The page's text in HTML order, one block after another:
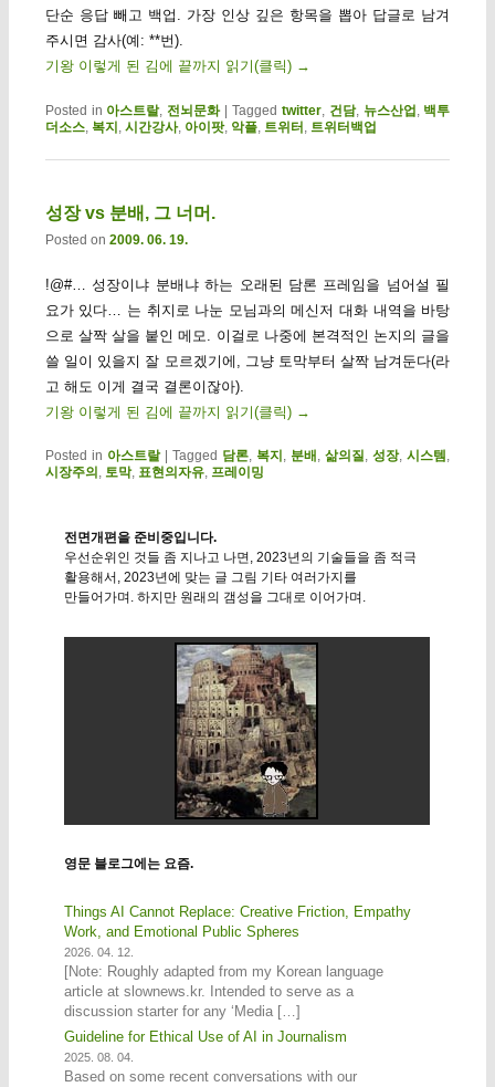
단순 응답 빼고 백업. 가장 인상 깊은 항목을 뽑아 답글로 남겨
주시면 감사(예: **번).
기왕 이렇게 된 김에 끝까지 읽기(클릭) →
Posted in 아스트랄, 전뇌문화 | Tagged twitter, 건담, 뉴스산업 백투
더소스, 복지 시간강사, 아이팟, 악플, 트위터 트위터백업
성장 vs 분배, 그 너머.
Posted on 2009. 06. 19.
!@#… 성장이냐 분배냐 하는 오래된 담론 프레임을 넘어설 필
요가 있다… 는 취지로 나눈 모님과의 메신저 대화 내역을 바탕
으로 살짝 살을 붙인 메모. 이걸로 나중에 본격적인 논지의 글을
쓸 일이 있을지 잘 모르겠기에, 그냥 토막부터 살짝 남겨둔다(라
고 해도 이게 결국 결론이잖아).
기왕 이렇게 된 김에 끝까지 읽기(클릭) →
Posted in 아스트랄 | Tagged 담론,복지,분배,삶의질,성장,시스템,
시장주의, 토막, 표현의자유, 프레이밍
전면개편을 준비중입니다.
우선순위인 것들 좀 지나고 나면, 2023년의 기술들을 좀 적극
활용해서, 2023년에 맞는 글 그림 기타 여러가지를
만들어가며. 하지만 원래의 갬성을 그대로 이어가며.
영문 블로그에는 요즘.
Things AI Cannot Replace: Creative Friction, Empathy
Work, and Emotional Public Spheres
2026. 04. 12.
[Note: Roughly adapted from my Korean language
article at slownews.kr. Intended to serve as a
discussion starter for any ‘Media […]
Guideline for Ethical Use of AI in Journalism
2025. 08. 04.
Based on some recent conversations with our